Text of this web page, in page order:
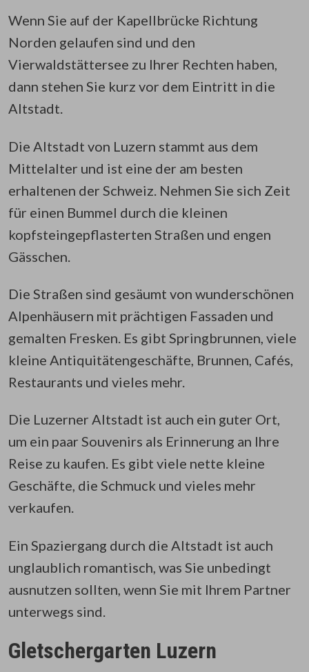
Wenn Sie auf der Kapellbrücke Richtung
Norden gelaufen sind und den
Vierwaldstättersee zu Ihrer Rechten haben,
dann stehen Sie kurz vor dem Eintritt in die
Altstadt.
Die Altstadt von Luzern stammt aus dem
Mittelalter und ist eine der am besten
erhaltenen der Schweiz. Nehmen Sie sich Zeit
für einen Bummel durch die kleinen
kopfsteingepflasterten Straßen und engen
Gässchen.
Die Straßen sind gesäumt von wunderschönen
Alpenhäusern mit prächtigen Fassaden und
gemalten Fresken. Es gibt Springbrunnen, viele
kleine Antiquitätengeschäfte, Brunnen, Cafés,
Restaurants und vieles mehr.
Die Luzerner Altstadt ist auch ein guter Ort,
um ein paar Souvenirs als Erinnerung an Ihre
Reise zu kaufen. Es gibt viele nette kleine
Geschäfte, die Schmuck und vieles mehr
verkaufen.
Ein Spaziergang durch die Altstadt ist auch
unglaublich romantisch, was Sie unbedingt
ausnutzen sollten, wenn Sie mit Ihrem Partner
unterwegs sind.
Gletschergarten Luzern